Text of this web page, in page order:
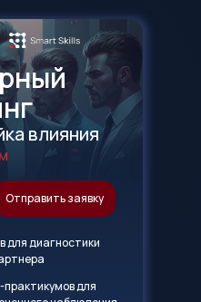
Отправить заявку
для диагностики
для
влияния